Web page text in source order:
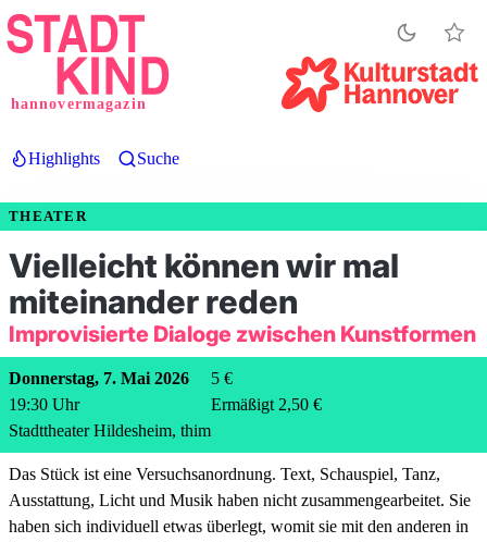
Direkt
zum
hannovermagazin
Highlights Suche
THEATER
Vielleicht können wir mal
miteinander reden
Improvisierte Dialoge zwischen Kunstformen
Donnerstag, 7. Mai 2026
19:30 Uhr
Stadttheater Hildesheim, thim
5 €
Ermäßigt 2,50 €
Das Stück ist eine Versuchsanordnung. Text, Schauspiel, Tanz,
Ausstattung, Licht und Musik haben nicht zusammengearbeitet. Sie
haben sich individuell etwas überlegt, womit sie mit den anderen in